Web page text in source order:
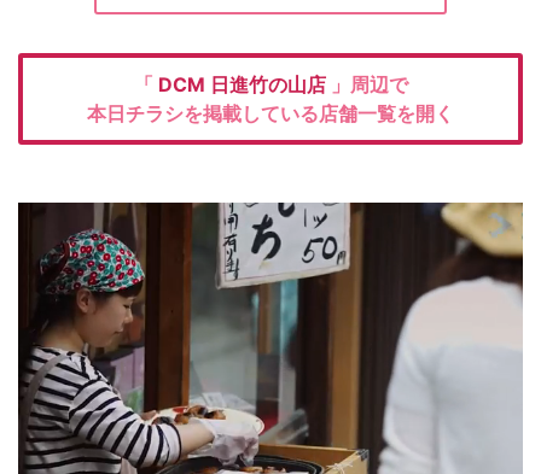
「 DCM 日進竹の山店 」周辺で
本日チラシを掲載している店舗一覧を開く